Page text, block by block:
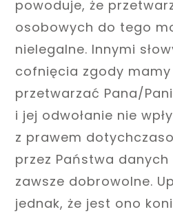
powoduje, że
osobowych do tego
nielegalne. Innymi
cofnięcia zgody
przetwarzać Pana/
i jej odwołanie nie
z prawem
przez Państwa
zawsze dobrowolne.
jednak, że jest ono